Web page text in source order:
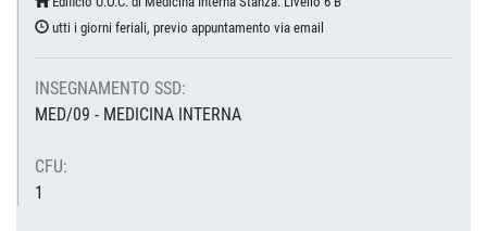
utti i giorni feriali, previo appuntamento via email
INSEGNAMENTO SSD:
MED/09 - MEDICINA INTERNA
CFU:
1